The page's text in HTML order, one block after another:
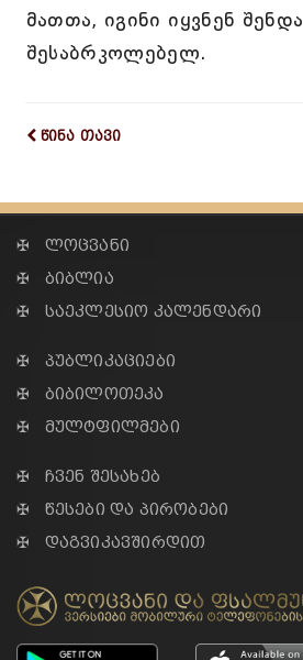
მათთა, იგინი იყვნენ შენდა
შესაბრკოლებელ.
წინა თავი
✠ ლოცვანი
✠ ბიბლია
✠ საეკლესიო კალენდარი
✠ პუბლიკაციები
✠ ბიბილოთეკა
✠ მულტფილმები
✠ ჩვენ შესახებ
✠ წესები და პირობები
✠ დაგვიკავშირდით